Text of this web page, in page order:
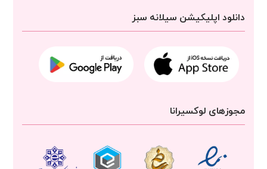
دانلود اپلیکیشن سیلانه سبز
مجوزهای لوکسیرانا